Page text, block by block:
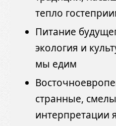
тепло
Питание
экология и
мы едим
странные,
интерпретации